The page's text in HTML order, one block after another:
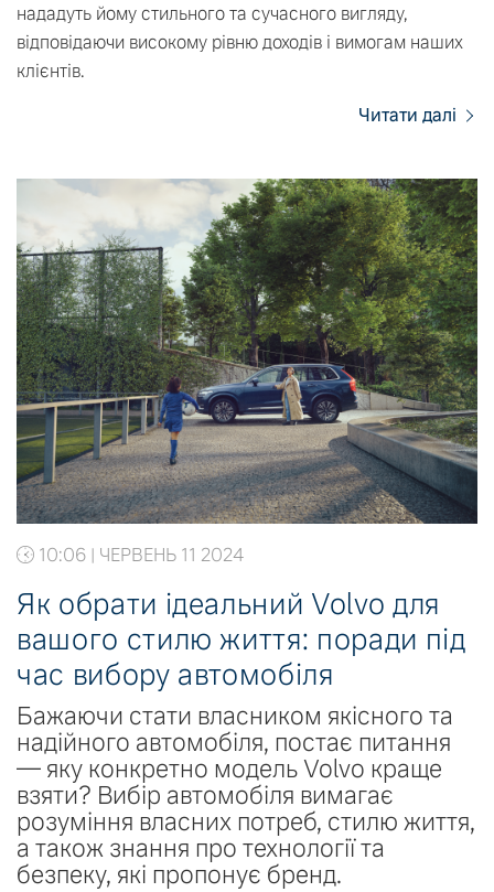
нададуть йому стильного та сучасного вигляду,
відповідаючи високому рівню доходів і вимогам наших
клієнтів.
Читати далі
10:06 | ЧЕРВЕНЬ 11 2024
Як обрати ідеальний Volvo для
вашого стилю життя: поради під
час вибору автомобіля
Бажаючи стати власником якісного та
надійного автомобіля, постає питання
— яку конкретно модель Volvo краще
взяти? Вибір автомобіля вимагає
розуміння власних потреб, стилю життя,
а також знання про технології та
безпеку, які пропонує бренд.